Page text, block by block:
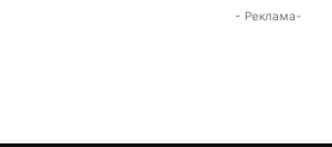
- Реклама-